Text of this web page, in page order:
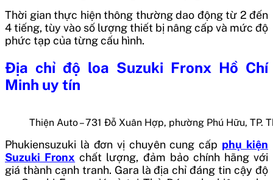
Thời gian thực hiện thông thường dao động từ 2 đến
4 tiếng, tùy vào số lượng thiết bị nâng cấp và mức độ
phức tạp của từng cấu hình.
Địa chỉ độ loa Suzuki Fronx Hồ Chí
Minh uy tín
Thiện Auto – 731 Đỗ Xuân Hợp, phường Phú Hữu, TP.
Phukiensuzuki là đơn vị chuyên cung cấp phụ kiện
Suzuki Fronx chất lượng, đảm bảo chính hãng với
giá thành cạnh tranh. Gara là địa chỉ đáng tin cậy độ